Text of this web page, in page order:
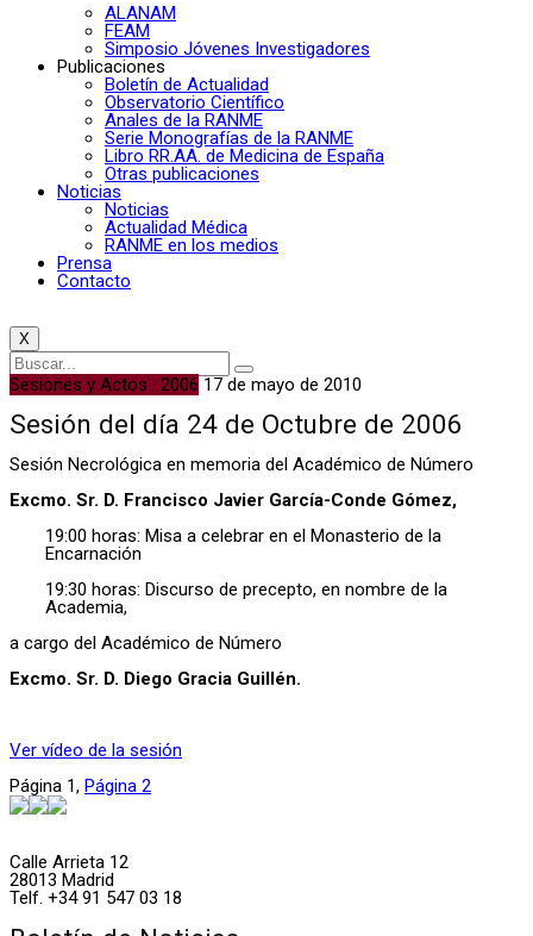
ALANAM
FEAM
Simposio Jóvenes Investigadores
Publicaciones
Boletín de Actualidad
Observatorio Científico
Anales de la RANME
Serie Monografías de la RANME
Libro RR.AA. de Medicina de España
Otras publicaciones
Noticias
Noticias
Actualidad Médica
RANME en los medios
Prensa
Contacto
X
Sesiones y Actos · 2006 17 de mayo de 2010
Sesión del día 24 de Octubre de 2006
Sesión Necrológica en memoria del Académico de Número
Excmo. Sr. D. Francisco Javier García-Conde Gómez,
19:00 horas: Misa a celebrar en el Monasterio de la
Encarnación
19:30 horas: Discurso de precepto, en nombre de la
Academia,
a cargo del Académico de Número
Excmo. Sr. D. Diego Gracia Guillén.
Ver vídeo de la sesión
Página 1, Página 2
Calle Arrieta 12
28013 Madrid
Telf. +34 91 547 03 18